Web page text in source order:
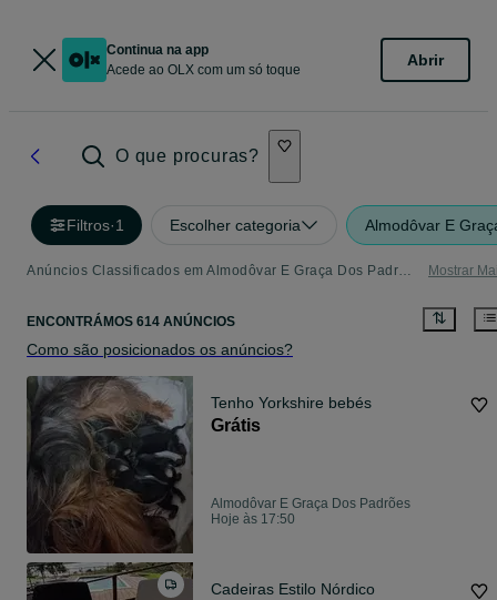
Continua na app
Acede ao OLX com um só toque
Abrir
O que procuras?
Filtros·1 Escolher categoria Almodôvar E
Anúncios Classificados em Almodôvar E Graça Dos Padrões - tudo o que precisa Mostrar
ENCONTRÁMOS 614 ANÚNCIOS
Como são posicionados os anúncios?
Tenho Yorkshire bebés
Grátis
Almodôvar E Graça Dos Padrões
Hoje às 17:50
Cadeiras Estilo Nórdico